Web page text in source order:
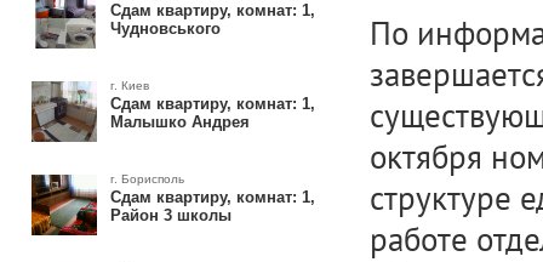
Сдам квартиру, комнат: 1,
Чудновського
г. Киев
Сдам квартиру, комнат: 1,
Малышко Андрея
г. Борисполь
Сдам квартиру, комнат: 1,
Район 3 школы
По
октября
структуре
работе